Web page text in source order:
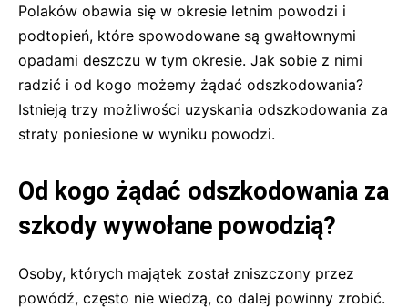
Polaków obawia się w okresie letnim powodzi i
podtopień, które spowodowane są gwałtownymi
opadami deszczu w tym okresie. Jak sobie z nimi
radzić i od kogo możemy żądać odszkodowania?
Istnieją trzy możliwości uzyskania odszkodowania za
straty poniesione w wyniku powodzi.
Od kogo żądać odszkodowania za
szkody wywołane powodzią?
Osoby, których majątek został zniszczony przez
powódź, często nie wiedzą, co dalej powinny zrobić.